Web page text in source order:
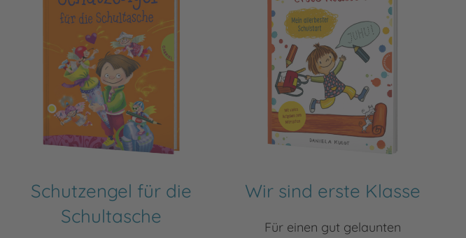
Schutzengel für die
Schultasche
Wir sind erste Klasse
Für einen gut gelaunten